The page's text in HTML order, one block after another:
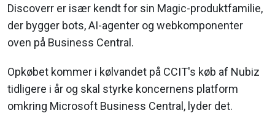
Discoverr er især kendt for sin Magic-produktfamilie,
der bygger bots, AI-agenter og webkomponenter
oven på Business Central.
Opkøbet kommer i kølvandet på CCIT's køb af Nubiz
tidligere i år og skal styrke koncernens platform
omkring Microsoft Business Central, lyder det.